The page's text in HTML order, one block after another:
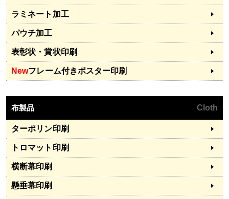
ラミネート加工
パウチ加工
表彰状・賞状印刷
Newフレーム付きポスター印刷
布製品 Cloth
ターポリン印刷
トロマット印刷
横断幕印刷
懸垂幕印刷